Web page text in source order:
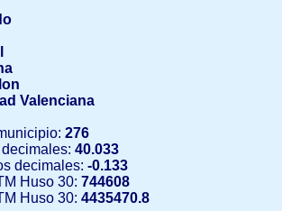
Valenciana
276
40.033
decimales: -0.133
Huso 30: 744608
Huso 30: 4435470.8